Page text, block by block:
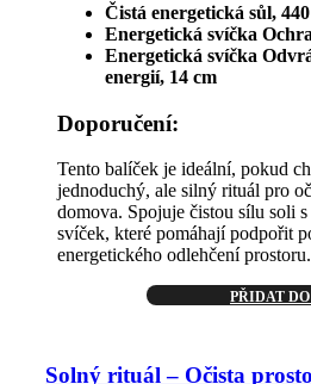
Čistá energetická sůl,
Energetická svíčka
Energetická svíčka
energií, 14 cm
Doporučení:
Tento balíček je ideální, pokud
jednoduchý, ale silný rituál pro
domova. Spojuje čistou sílu soli
svíček, které pomáhají podpořit
energetického odlehčení prostoru.
PŘIDAT
Solný rituál – Očista